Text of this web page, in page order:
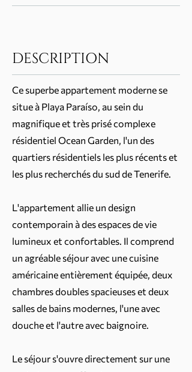
DESCRIPTION
Ce superbe appartement moderne se
situe à Playa Paraíso, au sein du
magnifique et très prisé complexe
résidentiel Ocean Garden, l'un des
quartiers résidentiels les plus récents et
les plus recherchés du sud de Tenerife.
L'appartement allie un design
contemporain à des espaces de vie
lumineux et confortables. Il comprend
un agréable séjour avec une cuisine
américaine entièrement équipée, deux
chambres doubles spacieuses et deux
salles de bains modernes, l'une avec
douche et l'autre avec baignoire.
Le séjour s'ouvre directement sur une